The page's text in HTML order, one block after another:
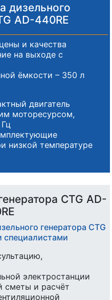
дизельного
AD-440RE
и качества
на выходе с
ёмкости – 350 л
двигатель
моторесурсом,
низкой температуре
CTG AD-
генератора CTG
специалистами
электростанции
сметы и расчёт